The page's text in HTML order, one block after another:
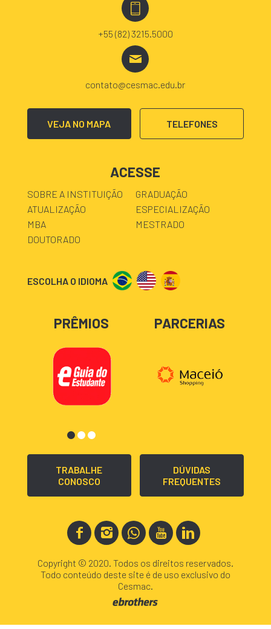
+55 (82) 3215.5000
contato@cesmac.edu.br
VEJA NO MAPA TELEFONES
ACESSE
SOBRE A INSTITUIÇÃO
GRADUAÇÃO
ATUALIZAÇÃO
ESPECIALIZAÇÃO
MBA
MESTRADO
DOUTORADO
ESCOLHA O IDIOMA
PRÊMIOS PARCERIAS
TRABALHE
CONOSCO
DÚVIDAS
FREQUENTES
Copyright © 2020. Todos os direitos reservados.
Todo conteúdo deste site é de uso exclusivo do
Cesmac.